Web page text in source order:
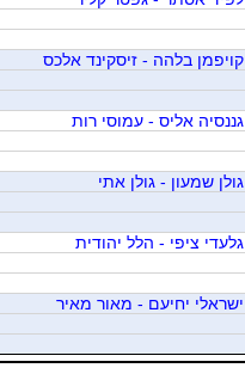
קויפמן בלהה - זיסקינד אלכס
גננסיה אליס - עמוסי רות
גולן שמעון - גולן אתי
גלעדי ציפי - הלל יהודית
ישראלי יחיעם - מאור מאיר